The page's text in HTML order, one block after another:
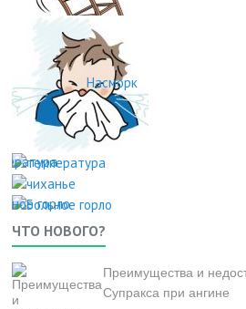
Насморк
горло
ЧТО НОВОГО?
Преимущества и
Супракса при ангине